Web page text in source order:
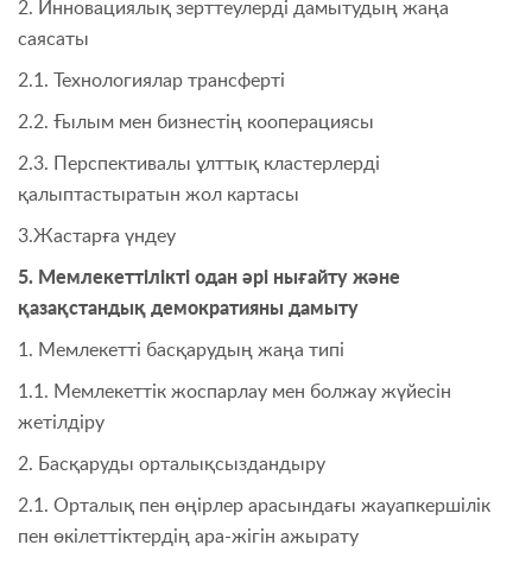
2. Инновациялық зерттеулерді дамытудың жаңа
саясаты
2.1. Технологиялар трансферті
2.2. Ғылым мен бизнестің кооперациясы
2.3. Перспективалы ұлттық кластерлерді
қалыптастыратын жол картасы
3.Жастарға үндеу
5. Мемлекеттілікті одан әрі нығайту және
қазақстандық демократияны дамыту
1. Мемлекетті басқарудың жаңа типі
1.1. Мемлекеттік жоспарлау мен болжау жүйесін
жетілдіру
2. Басқаруды орталықсыздандыру
2.1. Орталық пен өңірлер арасындағы жауапкершілік
пен өкілеттіктердің ара-жігін ажырату